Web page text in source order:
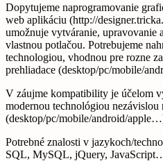
Dopytujeme naprogramovanie
web aplikáciu (http://
umožnuje vytváranie, upravovanie
vlastnou potlačou. Potrebujeme
technologiou, vhodnou pre rozne
prehliadace (desktop/pc/mobile/
V záujme kompatibility je účelom
modernou technológiou nezávislou
(desktop/pc/mobile/android/
Potrebné znalosti v jazykoch/
SQL, MySQL, jQuery,